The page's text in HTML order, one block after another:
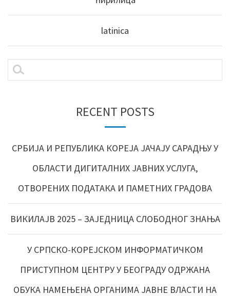
latinica
RECENT POSTS
СРБИЈА И РЕПУБЛИКА КОРЕЈА ЈАЧАЈУ САРАДЊУ У
ОБЛАСТИ ДИГИТАЛНИХ ЈАВНИХ УСЛУГА,
ОТВОРЕНИХ ПОДАТАКА И ПАМЕТНИХ ГРАДОВА
ВИКИЛАЈВ 2025 – ЗАЈЕДНИЦА СЛОБОДНОГ ЗНАЊА
У СРПСКО-КОРЕЈСКОМ ИНФОРМАТИЧКОМ
ПРИСТУПНОМ ЦЕНТРУ У БЕОГРАДУ ОДРЖАНА
ОБУКА НАМЕЊЕНА ОРГАНИМА ЈАВНЕ ВЛАСТИ НА